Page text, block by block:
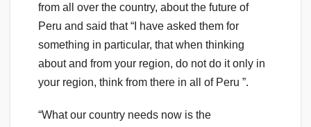
from all over the country, about the future of
Peru and said that “I have asked them for
something in particular, that when thinking
about and from your region, do not do it only in
your region, think from there in all of Peru ”.
“What our country needs now is the